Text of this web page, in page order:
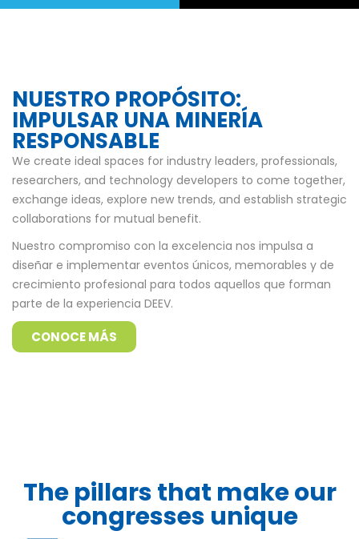
NUESTRO PROPÓSITO:
IMPULSAR UNA MINERÍA
RESPONSABLE
We create ideal spaces for industry leaders, professionals,
researchers, and technology developers to come together,
exchange ideas, explore new trends, and establish strategic
collaborations for mutual benefit.
Nuestro compromiso con la excelencia nos impulsa a
diseñar e implementar eventos únicos, memorables y de
crecimiento profesional para todos aquellos que forman
parte de la experiencia DEEV.
CONOCE MÁS
The pillars that make our
congresses unique